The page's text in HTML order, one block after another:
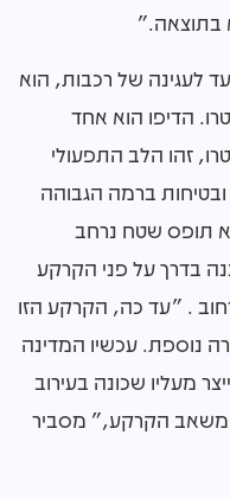
בתוצאה."
לעגינה של רכבות, הוא
הדיפו הוא אחד
זהו הלב התפעולי
ברמה הגבוהה
תופס שטח נרחב
בדרך על פני הקרקע
. "עד כה, הקרקע הזו
נוספת. עכשיו המדינה
מעליו שכונה בעירוב
משאב הקרקע," מסביר